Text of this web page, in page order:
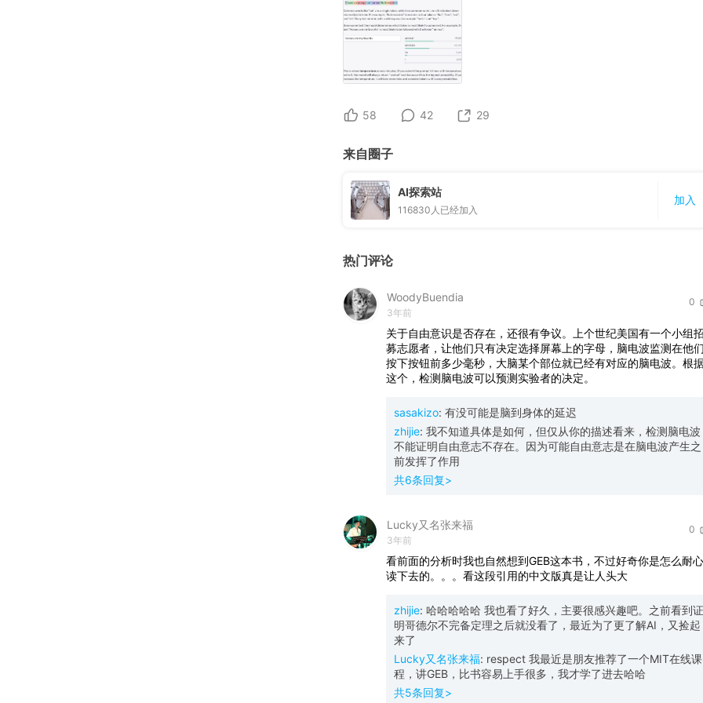
58 42 29
来自圈子
AI探索站
116830 人已经加入
加入
热门评论
WoodyBuendia
3年前
0
关于自由意识是否存在，还很有争议。上个世纪美国有一个小组
募志愿者，让他们只有决定选择屏幕上的字母，脑电波监测在他
按下按钮前多少毫秒，大脑某个部位就已经有对应的脑电波。根
这个，检测脑电波可以预测实验者的决定。
sasakizo: 有没可能是脑到身体的延迟
zhijie: 我不知道具体是如何，但仅从你的描述看来，检测脑电波
不能证明自由意志不存在。因为可能自由意志是在脑电波产生之
前发挥了作用
共6条回复>
Lucky又名张来福
3年前
0
看前面的分析时我也自然想到GEB这本书，不过好奇你是怎么耐心
读下去的。。。看这段引用的中文版真是让人头大
zhijie: 哈哈哈哈哈 我也看了好久，主要很感兴趣吧。之前看到证
明哥德尔不完备定理之后就没看了，最近为了更了解AI，又捡起
来了
Lucky又名张来福: respect 我最近是朋友推荐了一个MIT在线课
程，讲GEB，比书容易上手很多，我才学了进去哈哈
共5条回复>